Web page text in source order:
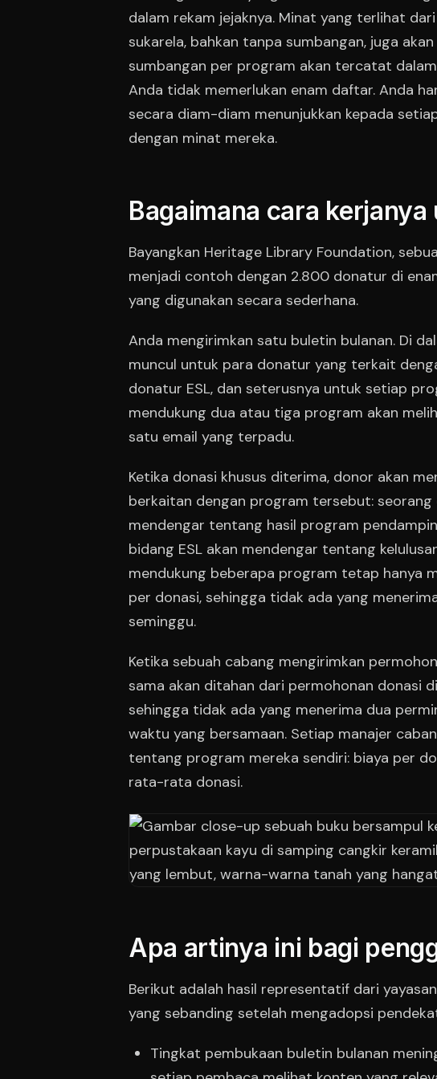
dalam rekam jejaknya. Minat yang terlihat
sukarela, bahkan tanpa sumbangan, juga
sumbangan per program akan tercatat
Anda tidak memerlukan enam daftar. Anda
secara diam-diam menunjukkan kepada
dengan minat mereka.
Bagaimana cara
Bayangkan Heritage Library Foundation,
menjadi contoh dengan 2.800 donatur di
yang digunakan secara sederhana.
Anda mengirimkan satu buletin bulanan. Di
muncul untuk para donatur yang terkait
donatur ESL, dan seterusnya untuk setiap
mendukung dua atau tiga program akan
satu email yang terpadu.
Ketika donasi khusus diterima, donor akan
berkaitan dengan program tersebut:
mendengar tentang hasil program
bidang ESL akan mendengar tentang
mendukung beberapa program tetap hanya
per donasi, sehingga tidak ada yang
seminggu.
Ketika sebuah cabang mengirimkan
sama akan ditahan dari permohonan donasi
sehingga tidak ada yang menerima dua
waktu yang bersamaan. Setiap manajer
tentang program mereka sendiri: biaya per
rata-rata donasi.
Apa artinya ini bagi
Berikut adalah hasil representatif dari
yang sebanding setelah mengadopsi
Tingkat pembukaan buletin bulanan